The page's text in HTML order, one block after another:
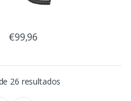
€99,96
26 resultados